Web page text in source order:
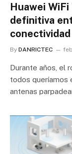
Huawei
definitiva
By DANRICTEC
Durante años, el
todos queríamos
antenas